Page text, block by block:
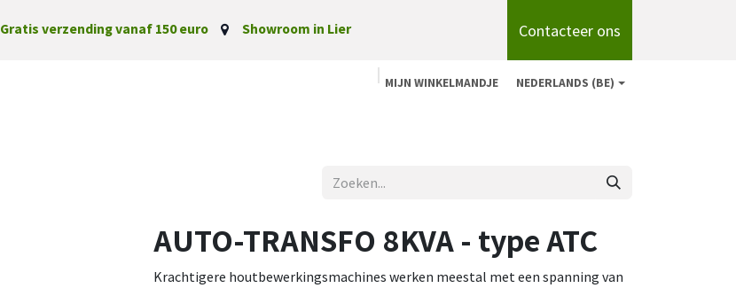
Gratis verzending vanaf 150 euro Showroom in Lier Contacteer ons
MIJN WINKELMANDJE NEDERLANDS (BE)
AUTO-TRANSFO 8KVA - type ATC
Krachtigere houtbewerkingsmachines werken meestal met een spanning van